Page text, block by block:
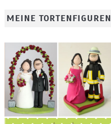
MEINE TORTENFIGUREN